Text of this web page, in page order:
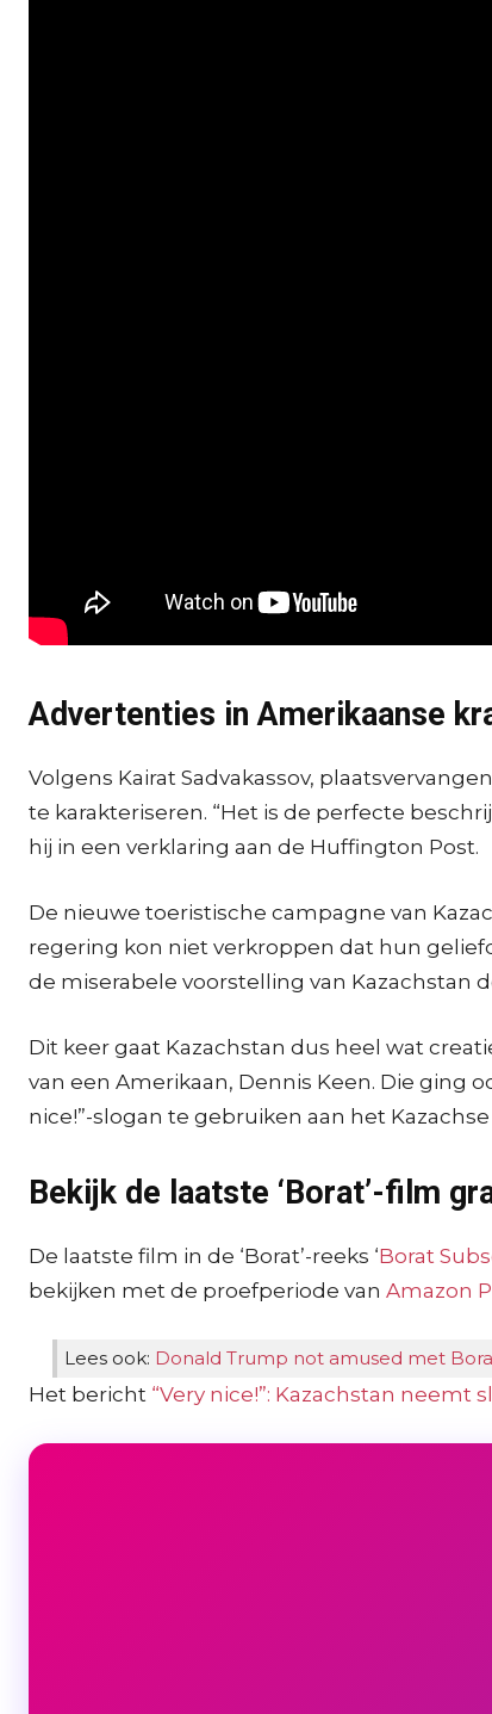
Advertenties in Amerikaanse
Volgens Kairat Sadvakassov,
te karakteriseren. “Het is de perfecte
hij in een verklaring aan de Huffington Post.
De nieuwe toeristische campagne van
regering kon niet verkroppen dat hun
de miserabele voorstelling van Kazachstan
Dit keer gaat Kazachstan dus heel wat
van een Amerikaan, Dennis Keen. Die ging
nice!”-slogan te gebruiken aan het
Bekijk de laatste ‘Borat’-film
De laatste film in de ‘Borat’-reeks ‘Borat
bekijken met de proefperiode van Amazon
Lees ook: Donald Trump not amused met
Het bericht “Very nice!”: Kazachstan